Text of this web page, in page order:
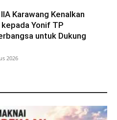
Karawang Kenalkan
Yonif TP
untuk Dukung
2026